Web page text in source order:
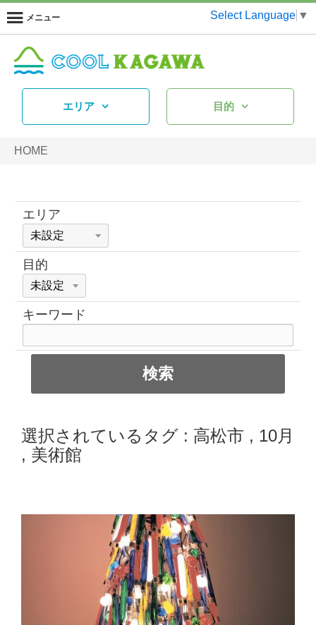
メニュー Select Language ▼
エリア 目的
HOME
エリア
目的
キーワード
選択されているタグ : 高松市 , 10月
, 美術館